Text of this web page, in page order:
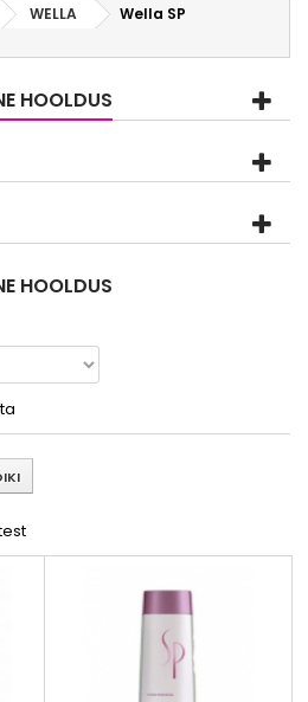
WELLA
Wella SP
HOOLDUS
HOOLDUS